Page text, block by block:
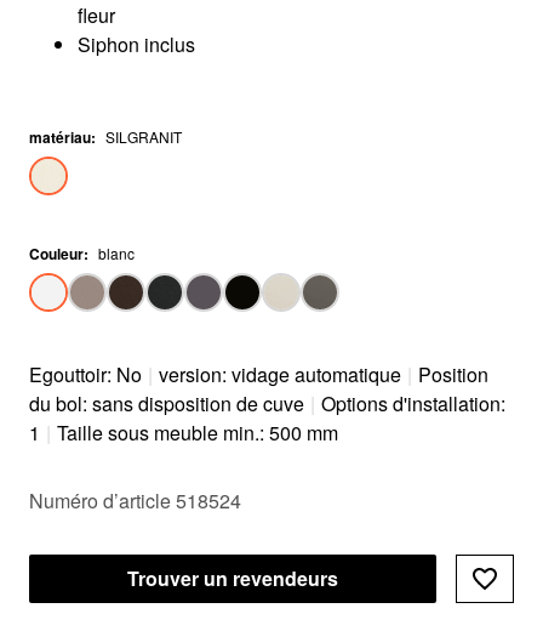
fleur
Siphon inclus
matériau: SILGRANIT
Couleur: blanc
Egouttoir: No | version: vidage automatique | Position
du bol: sans disposition de cuve | Options d'installation:
1 | Taille sous meuble min.: 500 mm
Numéro d’article 518524
Trouver un revendeurs